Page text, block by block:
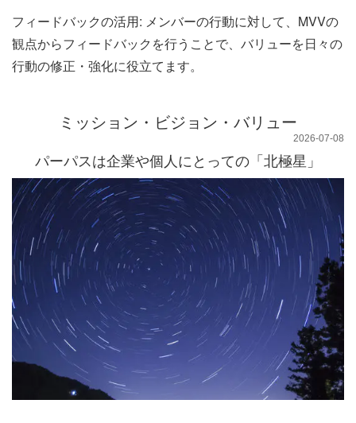
フィードバックの活用: メンバーの行動に対して、MVVの
観点からフィードバックを行うことで、バリューを日々の
行動の修正・強化に役立てます。
ミッション・ビジョン・バリュー
2026-07-08
パーパスは企業や個人にとっての「北極星」